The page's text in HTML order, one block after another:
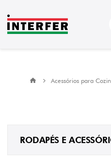
Acessórios para
RODAPÉS E